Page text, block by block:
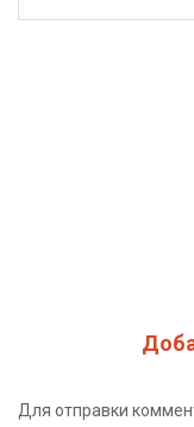
Для отправки